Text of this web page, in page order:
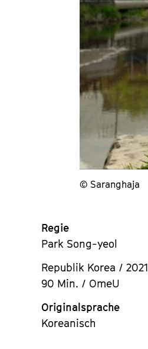
© Saranghaja
Regie
Park Song-yeol
Republik Korea / 2021
90 Min. / OmeU
Originalsprache
Koreanisch